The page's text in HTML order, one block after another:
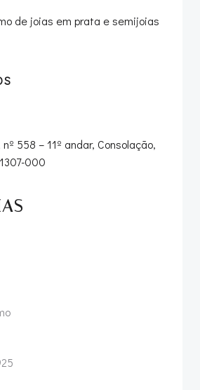
de joias em prata e semijoias
558 – 11º andar, Consolação,
000